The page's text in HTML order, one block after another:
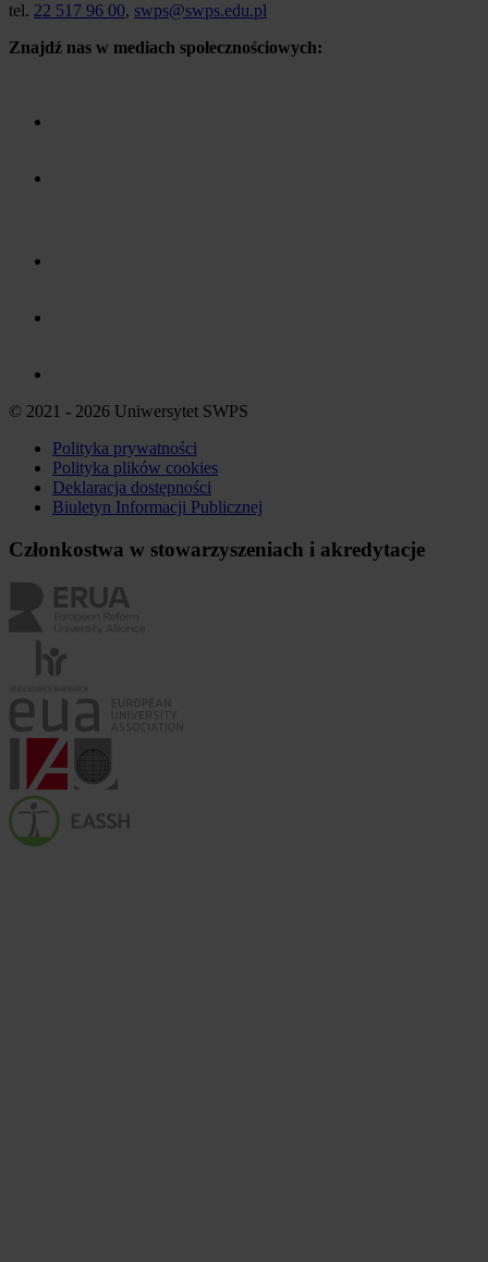
tel. 22 517 96 00, swps@swps.edu.pl
Znajdź nas w mediach społecznościowych:
© 2021 - 2026 Uniwersytet SWPS
Polityka prywatności
Polityka plików cookies
Deklaracja dostępności
Biuletyn Informacji Publicznej
Członkostwa w stowarzyszeniach i akredytacje